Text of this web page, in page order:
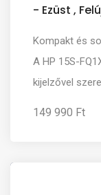
- Ezüst ,
Kompakt és
A HP 15S-
kijelzővel
149 990 Ft